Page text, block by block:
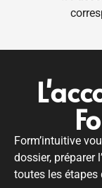
Form’intuitive
dossier, préparer
toutes les étapes